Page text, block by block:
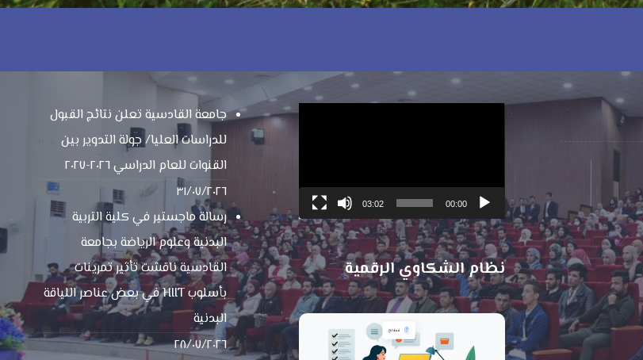
00:00
03:02
نظام الشكاوي الرقمية
جامعة القادسية تعلن نتائج القبول
للدراسات العليا/ جولة التدوير بين
القنوات للعام الدراسي ٢٠٢٦-٢٠٢٧
٣١/٠٧/٢٠٢٦
رسالة ماجستير في كلية التربية
البدنية وعلوم الرياضة بجامعة
القادسية ناقشت تأثير تمرينات
بأسلوب HIIT في بعض عناصر اللياقة
البدنية
٢٨/٠٧/٢٠٢٦